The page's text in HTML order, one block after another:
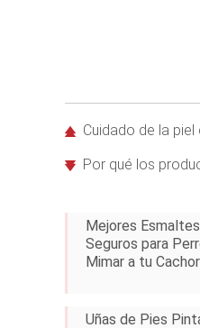
Cuidado de la
Por qué los
Mejores
Seguros para
Mimar a tu
Uñas de Pies